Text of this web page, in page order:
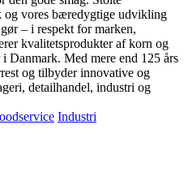
og vores bæredygtige udvikling
– i respekt for marken,
kvalitetsprodukter af korn og
Danmark. Med mere end 125 års
og tilbyder innovative og
detailhandel, industri og
Industri